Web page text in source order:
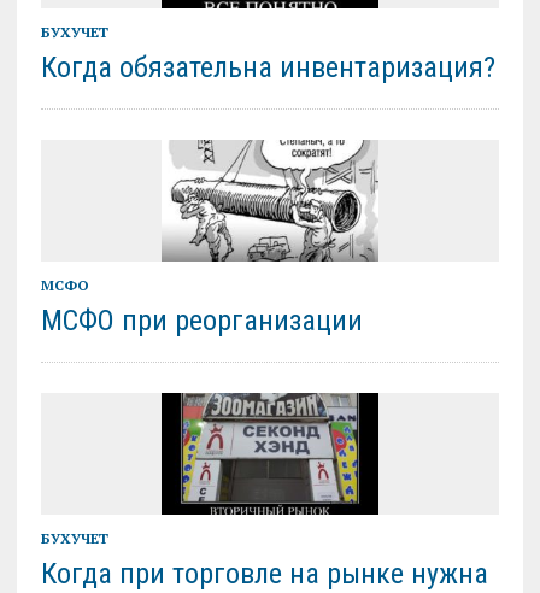
БУХУЧЕТ
Когда обязательна инвентаризация?
МСФО
МСФО при реорганизации
БУХУЧЕТ
Когда при торговле на рынке нужна